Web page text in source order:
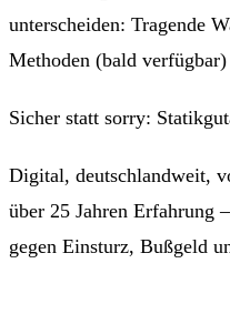
unterscheiden: Tragende
Methoden (bald verfügbar)
Sicher statt sorry:
Digital, deutschlandweit,
über 25 Jahren Erfahrung
gegen Einsturz, Bußgeld